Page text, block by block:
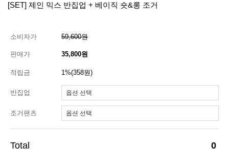
[SET] 제인 믹스 반집업 + 베이직 숏&롱 조거
소비자가 59,600원
판매가 35,800원
적립금 1%(358원)
반집업
조거팬츠
0